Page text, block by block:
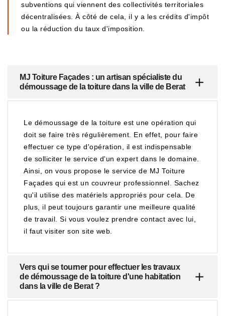
subventions qui viennent des collectivités territoriales
décentralisées. À côté de cela, il y a les crédits d'impôt
ou la réduction du taux d'imposition.
MJ Toiture Façades : un artisan spécialiste du
démoussage de la toiture dans la ville de Berat
Le démoussage de la toiture est une opération qui
doit se faire très régulièrement. En effet, pour faire
effectuer ce type d'opération, il est indispensable
de solliciter le service d'un expert dans le domaine.
Ainsi, on vous propose le service de MJ Toiture
Façades qui est un couvreur professionnel. Sachez
qu'il utilise des matériels appropriés pour cela. De
plus, il peut toujours garantir une meilleure qualité
de travail. Si vous voulez prendre contact avec lui,
il faut visiter son site web.
Vers qui se tourner pour effectuer les travaux
de démoussage de la toiture d'une habitation
dans la ville de Berat ?